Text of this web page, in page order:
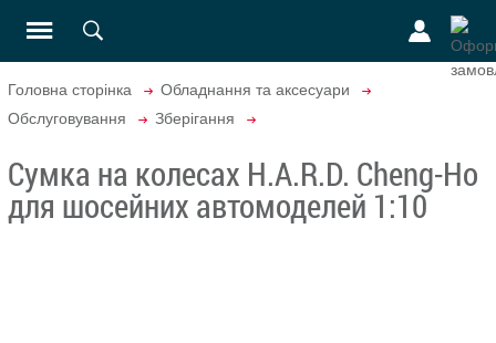
Головна сторінка
Обладнання та аксесуари
Обслуговування
Зберігання
Сумка на колесах H.A.R.D. Cheng-Ho
для шосейних автомоделей 1:10